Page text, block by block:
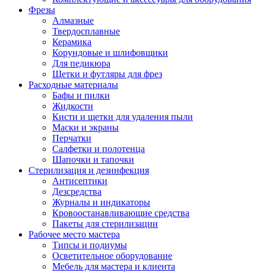
Фрезы
Алмазные
Твердосплавные
Керамика
Корундовые и шлифовщики
Для педикюра
Щетки и футляры для фрез
Расходные материалы
Бафы и пилки
Жидкости
Кисти и щетки для удаления пыли
Маски и экраны
Перчатки
Салфетки и полотенца
Шапочки и тапочки
Стерилизация и дезинфекция
Антисептики
Дезсредства
Журналы и индикаторы
Кровоостанавливающие средства
Пакеты для стерилизации
Рабочее место мастера
Типсы и подиумы
Осветительное оборудование
Мебель для мастера и клиента